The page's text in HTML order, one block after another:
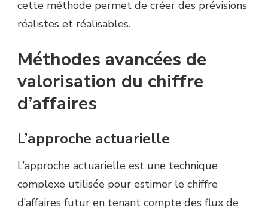
cette méthode permet de créer des prévisions
réalistes et réalisables.
Méthodes avancées de
valorisation du chiffre
d’affaires
L’approche actuarielle
L’approche actuarielle est une technique
complexe utilisée pour estimer le chiffre
d’affaires futur en tenant compte des flux de